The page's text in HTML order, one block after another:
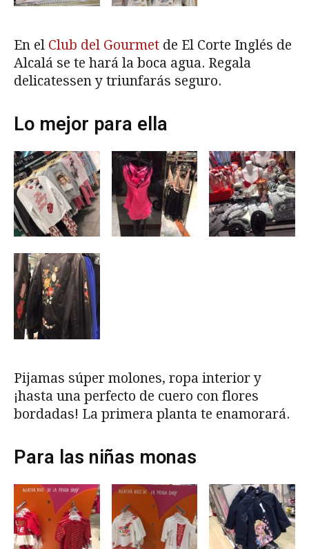
En el Club del Gourmet de El Corte Inglés de
Alcalá se te hará la boca agua. Regala
delicatessen y triunfarás seguro.
Lo mejor para ella
Pijamas súper molones, ropa interior y
¡hasta una perfecto de cuero con flores
bordadas! La primera planta te enamorará.
Para las niñas monas